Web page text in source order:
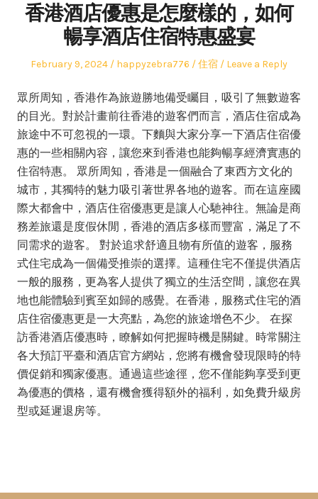
香港酒店優惠是怎麼樣的，如何
暢享酒店住宿特惠盛宴
Posted
February 9, 2024 Author
happyzebra776
Posted
住宿 Leave a Reply
眾所周知，香港作為旅遊勝地備受矚目，吸引了無數遊客
的目光。對於計畫前往香港的遊客們而言，酒店住宿成為
旅途中不可忽視的一環。下麵與大家分享一下酒店住宿優
惠的一些相關內容，讓您來到香港也能夠暢享經濟實惠的
住宿特惠。 眾所周知，香港是一個融合了東西方文化的
城市，其獨特的魅力吸引著世界各地的遊客。而在這座國
際大都會中，酒店住宿優惠更是讓人心馳神往。無論是商
務差旅還是度假休閒，香港的酒店多樣而豐富，滿足了不
同需求的遊客。 對於追求舒適且物有所值的遊客，服務
式住宅成為一個備受推崇的選擇。這種住宅不僅提供酒店
一般的服務，更為客人提供了獨立的生活空間，讓您在異
地也能體驗到賓至如歸的感覺。在香港，服務式住宅的酒
店住宿優惠更是一大亮點，為您的旅途增色不少。 在探
訪香港酒店優惠時，瞭解如何把握時機是關鍵。時常關注
各大預訂平臺和酒店官方網站，您將有機會發現限時的特
價促銷和獨家優惠。通過這些途徑，您不僅能夠享受到更
為優惠的價格，還有機會獲得額外的福利，如免費升級房
型或延遲退房等。